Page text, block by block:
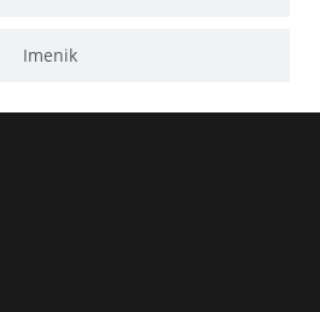
Imenik